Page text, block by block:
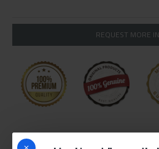
REQUEST MORE